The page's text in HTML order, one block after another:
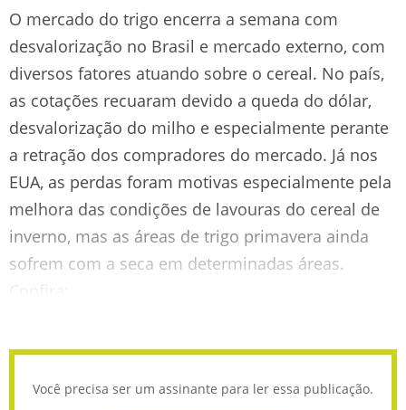
O mercado do trigo encerra a semana com
desvalorização no Brasil e mercado externo, com
diversos fatores atuando sobre o cereal. No país,
as cotações recuaram devido a queda do dólar,
desvalorização do milho e especialmente perante
a retração dos compradores do mercado. Já nos
EUA, as perdas foram motivas especialmente pela
melhora das condições de lavouras do cereal de
inverno, mas as áreas de trigo primavera ainda
sofrem com a seca em determinadas áreas.
Você precisa ser um assinante para ler essa publicação.